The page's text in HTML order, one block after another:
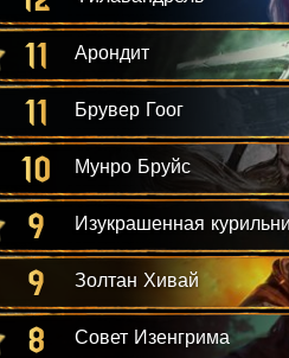
11 Арондит
11 Брувер Гоог
10 Мунро Бруйс
9 Изукрашенная
9 Золтан Хивай
8 Совет Изенгрима